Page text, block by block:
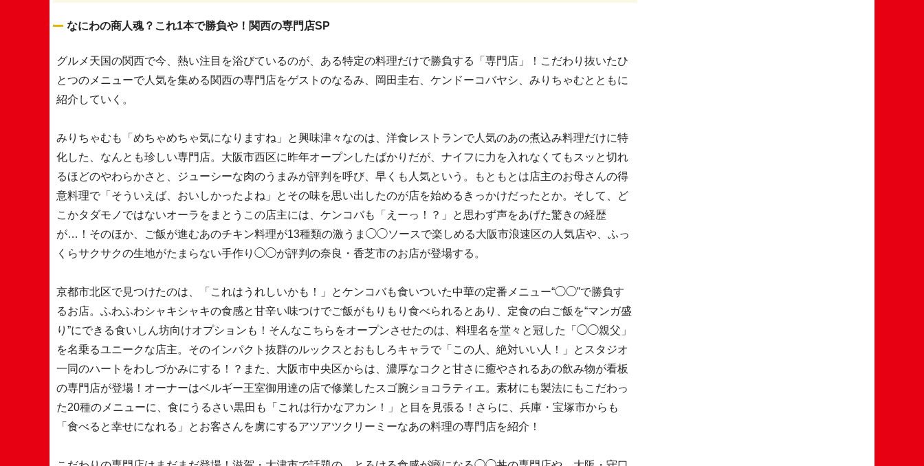
なにわの商人魂？これ1本で勝負や！関西の専門店SP
グルメ天国の関西で今、熱い注目を浴びているのが、ある特定の料理だけで勝負する「専門店」！こだわり抜いたひ
とつのメニューで人気を集める関西の専門店をゲストのなるみ、岡田圭右、ケンドーコバヤシ、みりちゃむとともに
紹介していく。
みりちゃむも「めちゃめちゃ気になりますね」と興味津々なのは、洋食レストランで人気のあの煮込み料理だけに特
化した、なんとも珍しい専門店。大阪市西区に昨年オープンしたばかりだが、ナイフに力を入れなくてもスッと切れ
るほどのやわらかさと、ジューシーな肉のうまみが評判を呼び、早くも人気という。もともとは店主のお母さんの得
意料理で「そういえば、おいしかったよね」とその味を思い出したのが店を始めるきっかけだったとか。そして、ど
こかタダモノではないオーラをまとうこの店主には、ケンコバも「えーっ！？」と思わず声をあげた驚きの経歴
が…！そのほか、ご飯が進むあのチキン料理が13種類の激うま◯◯ソースで楽しめる大阪市浪速区の人気店や、ふっ
くらサクサクの生地がたまらない手作り◯◯が評判の奈良・香芝市のお店が登場する。
京都市北区で見つけたのは、「これはうれしいかも！」とケンコバも食いついた中華の定番メニュー“◯◯”で勝負す
るお店。ふわふわシャキシャキの食感と甘辛い味つけでご飯がもりもり食べられるとあり、定食の白ご飯を“マンガ盛
り”にできる食いしん坊向けオプションも！そんなこちらをオープンさせたのは、料理名を堂々と冠した「◯◯親父」
を名乗るユニークな店主。そのインパクト抜群のルックスとおもしろキャラで「この人、絶対いい人！」とスタジオ
一同のハートをわしづかみにする！？また、大阪市中央区からは、濃厚なコクと甘さに癒やされるあの飲み物が看板
の専門店が登場！オーナーはベルギー王室御用達の店で修業したスゴ腕ショコラティエ。素材にも製法にもこだわっ
た20種のメニューに、食にうるさい黒田も「これは行かなアカン！」と目を見張る！さらに、兵庫・宝塚市からも
「食べると幸せになれる」とお客さんを虜にするアツアツクリーミーなあの料理の専門店を紹介！